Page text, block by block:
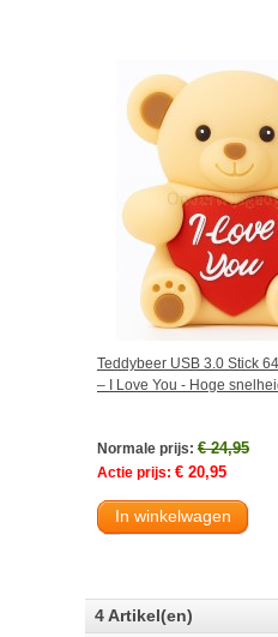
Teddybeer USB 3.0 Stick
– I Love You - Hoge
Normale prijs: € 24,95
Actie prijs: € 20,95
In winkelwagen
4 Artikel(en)